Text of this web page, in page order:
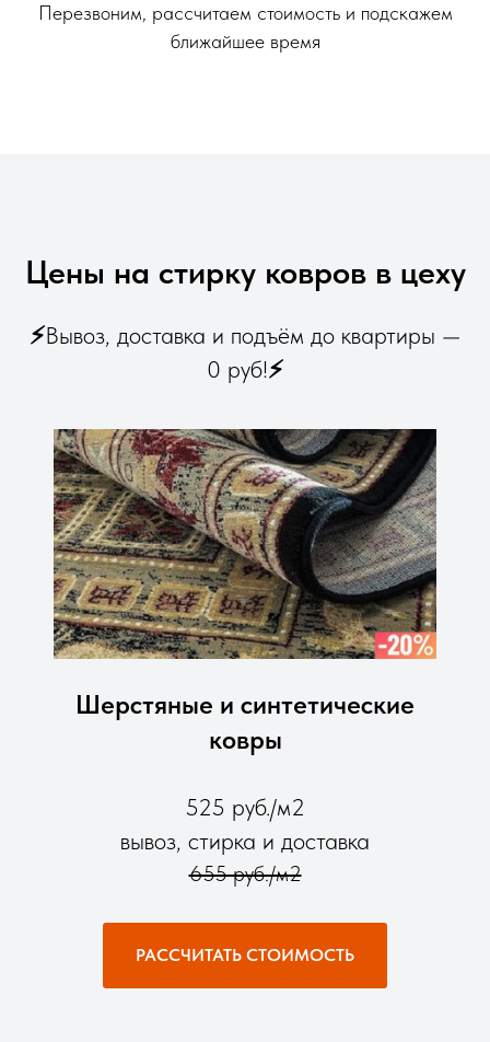
Перезвоним, рассчитаем стоимость и подскажем
ближайшее время
Цены на стирку ковров в цеху
⚡Вывоз, доставка и подъём до квартиры —
0 руб!⚡
Шерстяные и синтетические
ковры
525 руб./м2
вывоз, стирка и доставка
655 руб./м2
РАССЧИТАТЬ СТОИМОСТЬ